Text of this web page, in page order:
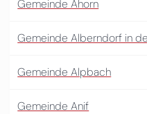
Gemeinde Ahorn
Gemeinde Alberndorf in
Gemeinde Alpbach
Gemeinde Anif